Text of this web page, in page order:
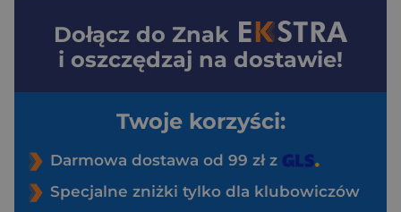
Dołącz do Znak
i oszczędzaj na dostawie!
Twoje korzyści:
Darmowa dostawa od 99 zł z
Specjalne zniżki tylko dla klubowiczów